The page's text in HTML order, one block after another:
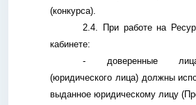
(конкурса).
2.4. При работе на
кабинете:
- доверенные
(юридического лица) должны
выданное юридическому лицу